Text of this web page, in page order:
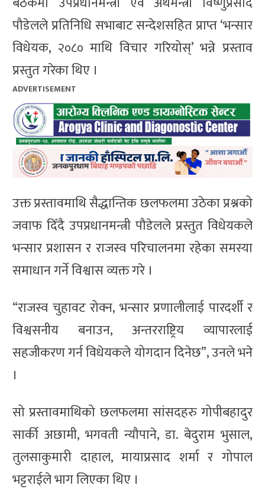
पौडेलले प्रतिनिधि सभाबाट सन्देशसहित प्राप्त ‘भन्सार
विधेयक, २०८० माथि विचार गरियोस्’ भन्ने प्रस्ताव
प्रस्तुत गरेका थिए ।
ADVERTISEMENT
उक्त प्रस्तावमाथि सैद्धान्तिक छलफलमा उठेका प्रश्नको
जवाफ दिँदै उपप्रधानमन्त्री पौडेलले प्रस्तुत विधेयकले
भन्सार प्रशासन र राजस्व परिचालनमा रहेका समस्या
समाधान गर्ने विश्वास व्यक्त गरे ।
“राजस्व चुहावट रोक्न, भन्सार प्रणालीलाई पारदर्शी र
विश्वसनीय बनाउन, अन्तरराष्ट्रिय व्यापारलाई
सहजीकरण गर्न विधेयकले योगदान दिनेछ”, उनले भने
।
सो प्रस्तावमाथिको छलफलमा सांसदहरु गोपीबहादुर
सार्की अछामी, भगवती न्यौपाने, डा. बेदुराम भुसाल,
तुलसाकुमारी दाहाल, मायाप्रसाद शर्मा र गोपाल
भट्टराईले भाग लिएका थिए ।